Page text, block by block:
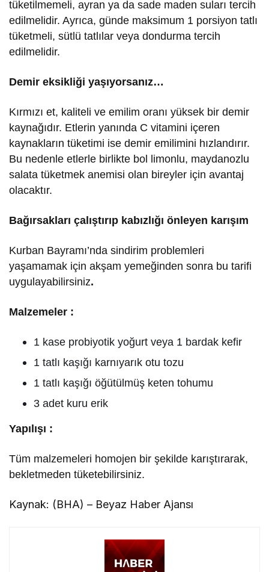
tüketilmemeli, ayran ya da sade maden suları tercih
edilmelidir. Ayrıca, günde maksimum 1 porsiyon tatlı
tüketmeli, sütlü tatlılar veya dondurma tercih
edilmelidir.
Demir eksikliği yaşıyorsanız…
Kırmızı et, kaliteli ve emilim oranı yüksek bir demir
kaynağıdır. Etlerin yanında C vitamini içeren
kaynakların tüketimi ise demir emilimini hızlandırır.
Bu nedenle etlerle birlikte bol limonlu, maydanozlu
salata tüketmek anemisi olan bireyler için avantaj
olacaktır.
Bağırsakları çalıştırıp kabızlığı önleyen karışım
Kurban Bayramı’nda sindirim problemleri
yaşamamak için akşam yemeğinden sonra bu tarifi
uygulayabilirsiniz.
Malzemeler :
1 kase probiyotik yoğurt veya 1 bardak kefir
1 tatlı kaşığı karnıyarık otu tozu
1 tatlı kaşığı öğütülmüş keten tohumu
3 adet kuru erik
Yapılışı :
Tüm malzemeleri homojen bir şekilde karıştırarak,
bekletmeden tüketebilirsiniz.
Kaynak: (BHA) – Beyaz Haber Ajansı